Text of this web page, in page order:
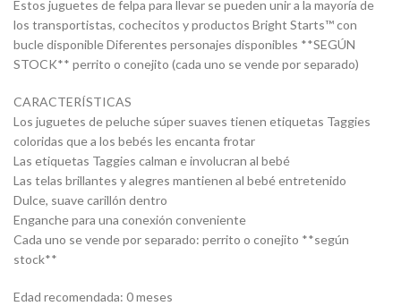
Estos juguetes de felpa para llevar se pueden unir a la mayoría de
los transportistas, cochecitos y productos Bright Starts™ con
bucle disponible Diferentes personajes disponibles **SEGÚN
STOCK** perrito o conejito (cada uno se vende por separado)
CARACTERÍSTICAS
Los juguetes de peluche súper suaves tienen etiquetas Taggies
coloridas que a los bebés les encanta frotar
Las etiquetas Taggies calman e involucran al bebé
Las telas brillantes y alegres mantienen al bebé entretenido
Dulce, suave carillón dentro
Enganche para una conexión conveniente
Cada uno se vende por separado: perrito o conejito **según
stock**
Edad recomendada: 0 meses